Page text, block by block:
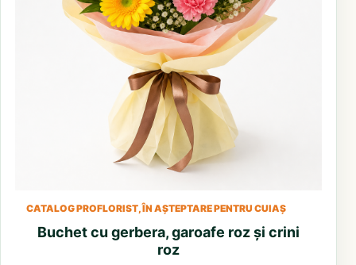
CATALOG PROFLORIST, ÎN AȘTEPTARE PENTRU CUIAȘ
Buchet cu gerbera, garoafe roz și crini
roz